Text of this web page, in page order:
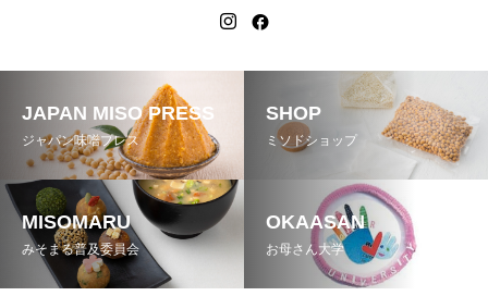
JAPAN MISO PRESS
ジャパン味噌プレス
SHOP
ミソドショップ
MISOMARU
みそまる普及委員会
OKAASAN
お母さん大学